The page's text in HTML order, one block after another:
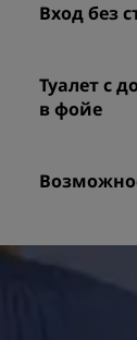
Вход без
Туалет с
в фойе